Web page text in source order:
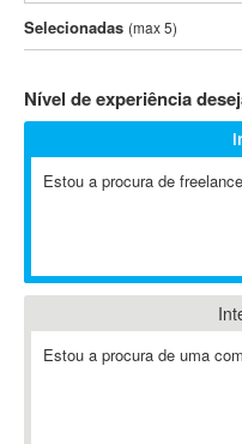
3DS Max
3GSM
802.11
A-GPS
ABAP
Abaqus
ABBYY FineReader
Selecionadas (max 5)
Nível de experiência
Estou a procura de
Estou a procura de uma